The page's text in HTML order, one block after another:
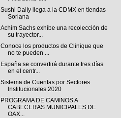
Sushi Daily llega a la CDMX en tiendas
Soriana
Achim Sachs exhibe una recolección de
su trayector...
Conoce los productos de Clinique que
no te pueden ...
España se convertirá durante tres días
en el centr...
Sistema de Cuentas por Sectores
Institucionales 2020
PROGRAMA DE CAMINOS A
CABECERAS MUNICIPALES DE
OAX...